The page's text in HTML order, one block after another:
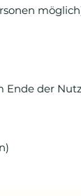
Ende der